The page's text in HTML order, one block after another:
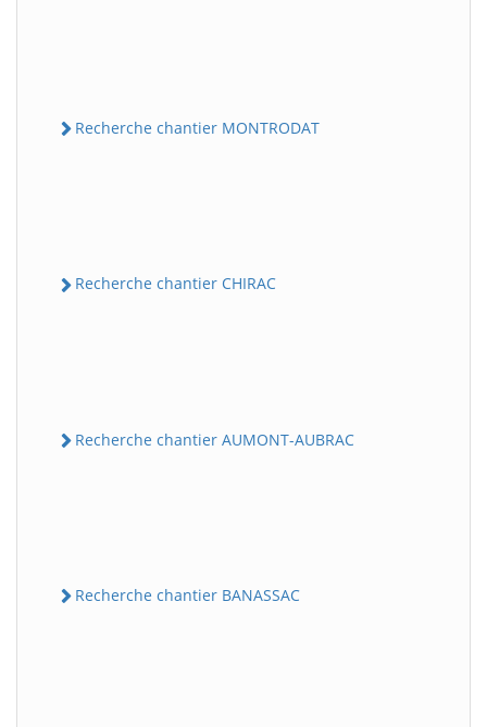
Recherche chantier MONTRODAT
Recherche chantier CHIRAC
Recherche chantier AUMONT-AUBRAC
Recherche chantier BANASSAC